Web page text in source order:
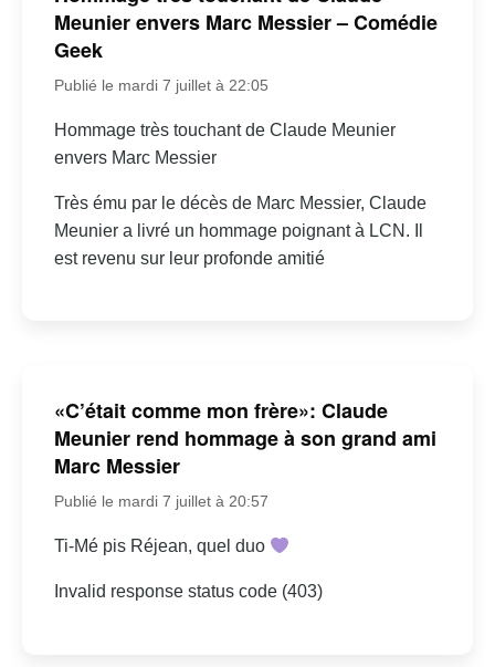
Meunier envers Marc Messier – Comédie
Geek
Publié le mardi 7 juillet à 22:05
Hommage très touchant de Claude Meunier
envers Marc Messier
Très ému par le décès de Marc Messier, Claude
Meunier a livré un hommage poignant à LCN. Il
est revenu sur leur profonde amitié
«C’était comme mon frère»: Claude
Meunier rend hommage à son grand ami
Marc Messier
Publié le mardi 7 juillet à 20:57
Ti-Mé pis Réjean, quel duo
Invalid response status code (403)